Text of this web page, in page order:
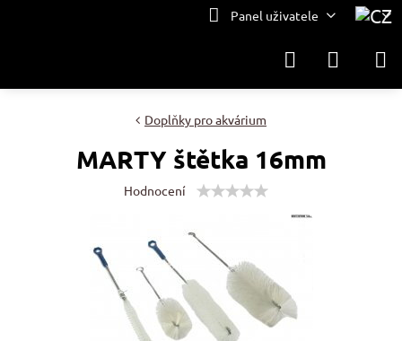
Panel uživatele
Doplňky pro akvárium
MARTY štětka 16mm
Hodnocení